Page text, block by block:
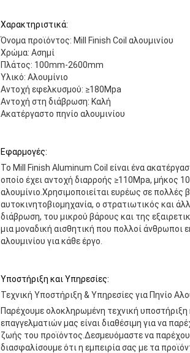
Χαρακτηριστικά:
Όνομα προϊόντος: Mill Finish Coil αλουμινίου
Χρώμα: Ασημί
Πλάτος: 100mm-2600mm
Υλικό: Αλουμίνιο
Αντοχή εφελκυσμού: ≥180Mpa
Αντοχή στη διάβρωση: Καλή
Ακατέργαστο πηνίο αλουμινίου
Εφαρμογές:
Το Mill Finish Aluminum Coil είναι ένα
οποίο έχει αντοχή διαρροής ≥110Mpa, μήκος
αλουμίνιο.Χρησιμοποιείται ευρέως σε πολλές
αυτοκινητοβιομηχανία, ο στρατιωτικός και
διάβρωση, του μικρού βάρους και της
μια μοναδική αισθητική που πολλοί άνθρωποι
αλουμινίου για κάθε έργο.
Υποστήριξη και Υπηρεσίες:
Τεχνική Υποστήριξη & Υπηρεσίες για Πηνίο
Παρέχουμε ολοκληρωμένη τεχνική
επαγγελματιών μας είναι διαθέσιμη για να
ζωής του προϊόντος.Δεσμευόμαστε να
διασφαλίσουμε ότι η εμπειρία σας με τα